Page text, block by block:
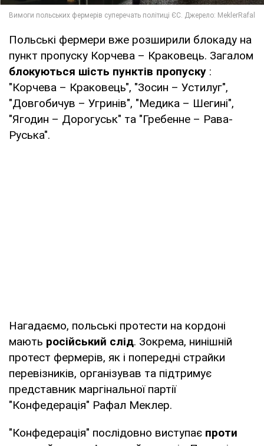
Польські фермери вже розширили блокаду на
пункт пропуску Корчева – Краковець. Загалом
блокуються шість пунктів пропуску :
"Корчева – Краковець", "Зосин – Устилуг",
"Довгобичув – Угринів", "Медика – Шегині",
"Ягодин – Дорогуськ" та "Гребенне – Рава-
Руська".
Нагадаємо, польські протести на кордоні
мають російський слід. Зокрема, нинішній
протест фермерів, як і попередні страйки
перевізників, організував та підтримує
представник маргінальної партії
"Конфедерація" Рафал Меклер.
"Конфедерація" послідовно виступає проти